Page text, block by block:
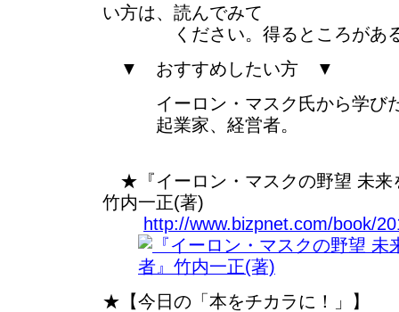
い方は、読んでみて
ください。得るところがある
▼ おすすめしたい方 ▼
イーロン・マスク氏から学び
起業家、経営者。
★『イーロン・マスクの野望 未来
竹内一正(著)
http://www.bizpnet.com/book/
★【今日の「本をチカラに！」】